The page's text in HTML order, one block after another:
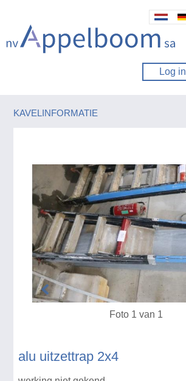
Log in
KAVELINFORMATIE
alu uitzettrap 2x4
Foto 1 van 1